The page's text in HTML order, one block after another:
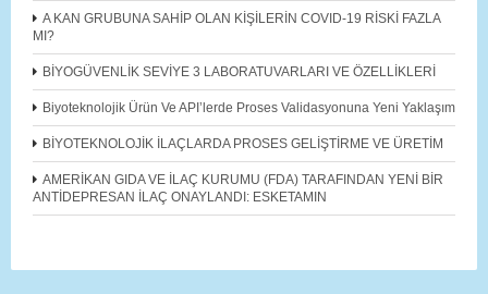
A KAN GRUBUNA SAHİP OLAN KİŞİLERİN COVID-19 RİSKİ FAZLA
MI?
BİYOGÜVENLİK SEVİYE 3 LABORATUVARLARI VE ÖZELLİKLERİ
Biyoteknolojik Ürün Ve API’lerde Proses Validasyonuna Yeni Yaklaşım
BİYOTEKNOLOJİK İLAÇLARDA PROSES GELİŞTİRME VE ÜRETİM
AMERİKAN GIDA VE İLAÇ KURUMU (FDA) TARAFINDAN YENİ BİR
ANTİDEPRESAN İLAÇ ONAYLANDI: ESKETAMIN